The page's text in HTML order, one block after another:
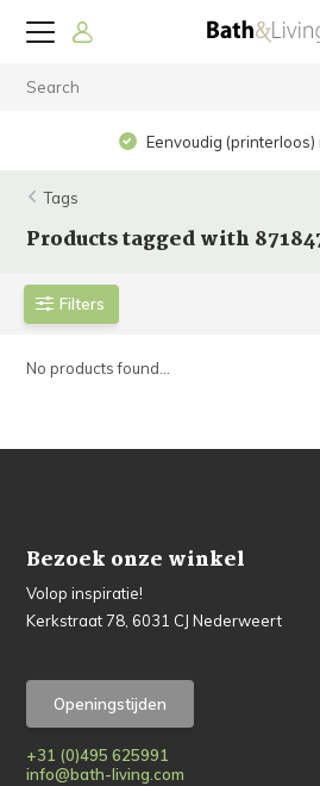
Eenvoudig
Tags
Products tagged with
Filters
No products found...
Bezoek onze winkel
Volop inspiratie!
Kerkstraat 78, 6031 CJ Nederweert
Openingstijden
+31 (0)495 625991
info@bath-living.com